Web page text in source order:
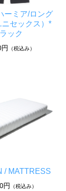
使用したハ
快適な衣服
ット
ト
めに、お手持
れることを
ミア/ロング
セックス）*
ック
（税込み）
MATTRESS
円 （税込み）